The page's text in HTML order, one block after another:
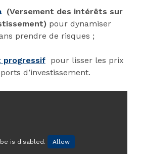
(Versement des intérêts sur
pour dynamiser
prendre de risques ;
progressif pour lisser les prix
d’investissement.
is disabled. Allow